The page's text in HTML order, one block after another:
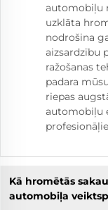
automobiļu
uzklāta
nodrošina
aizsardzību
ražošanas
padara
riepas
automobiļu
Kā hromētās
automobiļa